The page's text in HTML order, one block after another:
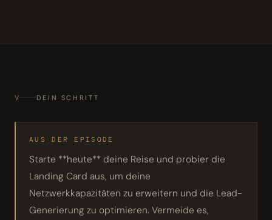
V DEIN SCHRITT
AUS DER EPISODE
Starte **heute** deine Reise und probier die
Landing Card aus, um deine
Netzwerkkapazitäten zu erweitern und die Lead-
Generierung zu optimieren. Vermeide es,